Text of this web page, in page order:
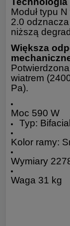
Moduł typu
2.0
niższą
Większa
wiatrem
Pa).
Moc 590 W
Typ: Bifacial
Kolor ramy:
Wymiary
Waga 31 kg